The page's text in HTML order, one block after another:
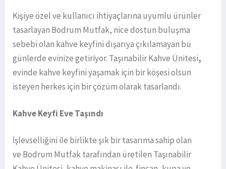
Kişiye özel ve kullanıcı ihtiyaçlarına uyumlu ürünler
tasarlayan Bodrum Mutfak, nice dostun buluşma
sebebi olan kahve keyfini dışarıya çıkılamayan bu
günlerde evinize getiriyor. Taşınabilir Kahve Ünitesi,
evinde kahve keyfini yaşamak için bir köşesi olsun
isteyen herkes için bir çözüm olarak tasarlandı.
Kahve Keyfi Eve Taşındı
İşlevselliğini ile birlikte şık bir tasarıma sahip olan
ve Bodrum Mutfak tarafından üretilen Taşınabilir